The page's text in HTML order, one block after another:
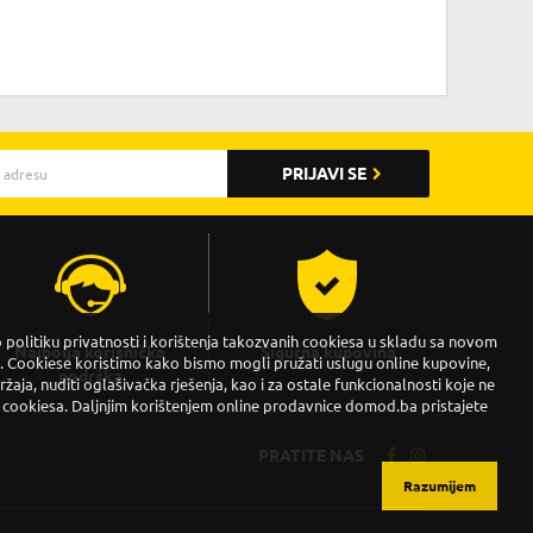
PRIJAVI SE
Najbolja korisnička
podrška
Sigurna kupovina
PRATITE NAS
politiku privatnosti i korištenja takozvanih cookiesa u skladu sa novom
koristimo kako bismo mogli pružati uslugu online kupovine,
nuditi oglašivačka rješenja, kao i za ostale funkcionalnosti koje ne
Daljnjim korištenjem online prodavnice domod.ba pristajete
Razumijem